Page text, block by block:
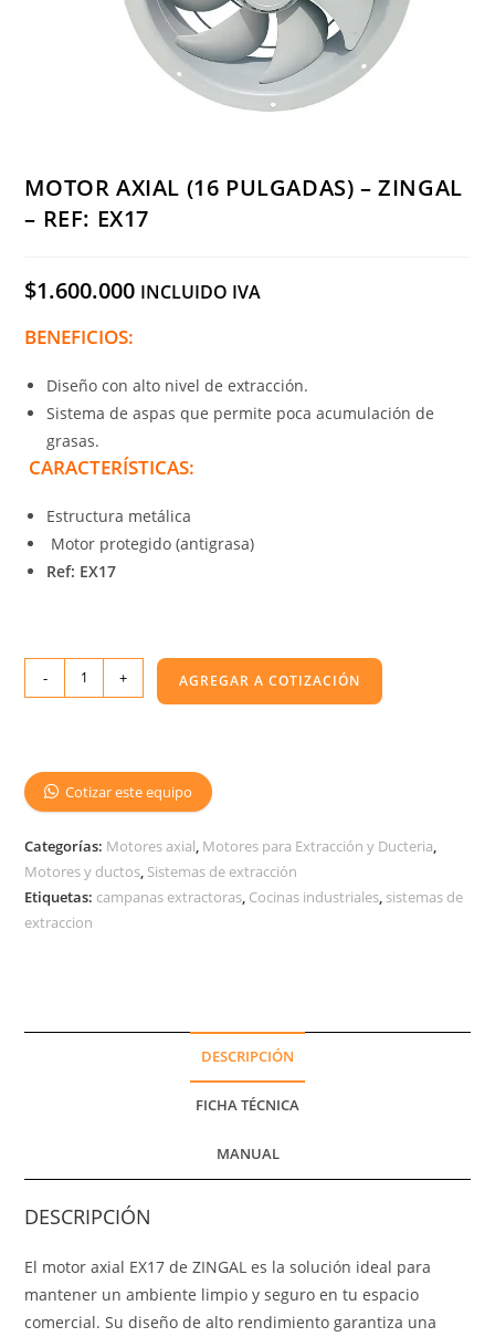
MOTOR AXIAL (16 PULGADAS) – ZINGAL
– REF: EX17
$1.600.000 INCLUIDO IVA
BENEFICIOS:
Diseño con alto nivel de extracción.
Sistema de aspas que permite poca acumulación de
grasas.
CARACTERÍSTICAS:
Estructura metálica
Motor protegido (antigrasa)
Ref: EX17
- + AGREGAR A COTIZACIÓN
Cotizar este equipo
Categorías: Motores axial Motores para Extracción y Ducteria
Motores y ductos Sistemas de extracción
Etiquetas: campanas extractoras Cocinas industriales sistemas de
extraccion
DESCRIPCIÓN
FICHA TÉCNICA
MANUAL
DESCRIPCIÓN
El motor axial EX17 de ZINGAL es la solución ideal para
mantener un ambiente limpio y seguro en tu espacio
comercial. Su diseño de alto rendimiento garantiza una